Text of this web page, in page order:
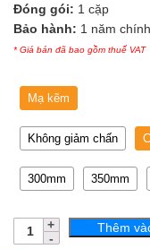
Đóng gói: 1 cặp
Bảo hành: 1 năm
* Giá bán đã bao gồm thuế VAT
Mạ kẽm
Không giảm chấn
300mm 350mm
Số
lượng
Thêm